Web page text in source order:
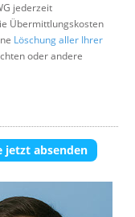
jederzeit
Übermittlungskosten
Löschung aller Ihrer
oder andere
jetzt absenden